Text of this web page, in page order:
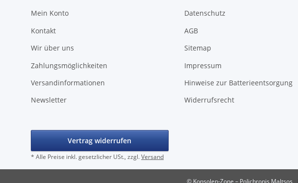
Mein Konto
Kontakt
Wir über uns
Zahlungsmöglichkeiten
Versandinformationen
Newsletter
Datenschutz
AGB
Sitemap
Impressum
Hinweise zur Batterieentsorgung
Widerrufsrecht
Vertrag widerrufen
* Alle Preise inkl. gesetzlicher USt., zzgl.Versand